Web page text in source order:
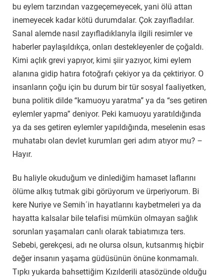
bu eylem tarzından vazgeçemeyecek, yani ölü attan
inemeyecek kadar kötü durumdalar. Çok zayıfladılar.
Sanal alemde nasıl zayıfladıklarıyla ilgili resimler ve
haberler paylaşıldıkça, onları destekleyenler de çoğaldı.
Kimi açlık grevi yapıyor, kimi şiir yazıyor, kimi eylem
alanına gidip hatıra fotoğrafı çekiyor ya da çektiriyor. O
insanların çoğu için bu durum bir tür sosyal faaliyetken,
buna politik dilde “kamuoyu yaratma” ya da “ses getiren
eylemler yapma” deniyor. Peki kamuoyu yaratıldığında
ya da ses getiren eylemler yapıldığında, meselenin esas
muhatabı olan devlet kurumları geri adım atıyor mu? –
Hayır.
Bu haliyle okuduğum ve dinlediğim hamaset laflarını
ölüme alkış tutmak gibi görüyorum ve ürperiyorum. Bi
kere Nuriye ve Semih´in hayatlarını kaybetmeleri ya da
hayatta kalsalar bile telafisi mümkün olmayan sağlık
sorunları yaşamaları canlı olarak tabiatımıza ters.
Sebebi, gerekçesi, adı ne olursa olsun, kutsanmış hiçbir
değer insanın yaşama güdüsünün önüne konmamalı.
Tıpkı yukarda bahsettiğim Kızılderili atasözünde olduğu